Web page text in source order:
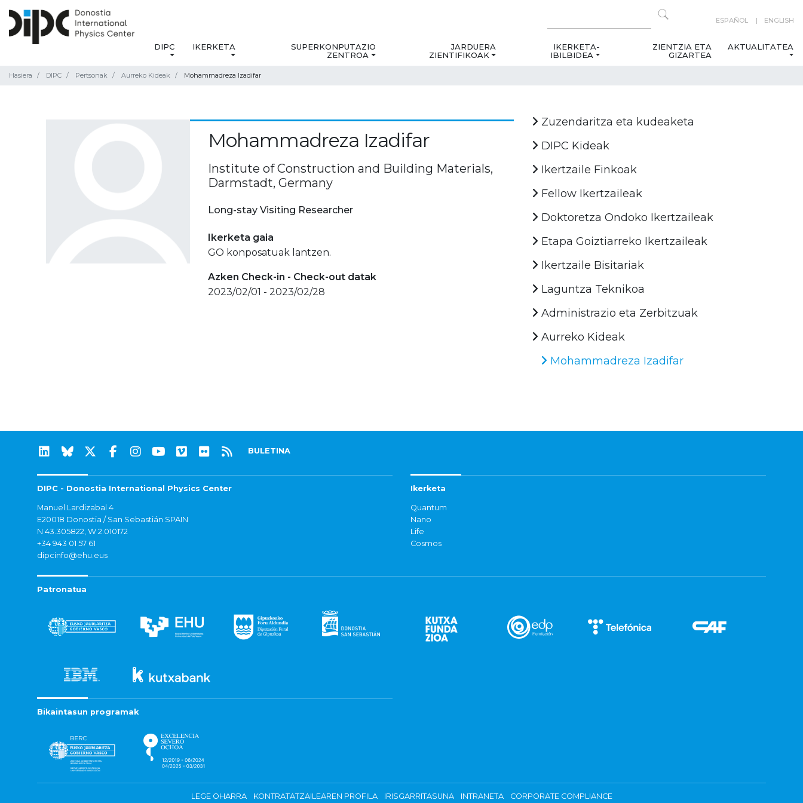
ESPAÑOL ENGLISH
DIPC IKERKETA
SUPERKONPUTAZIO
ZENTROA
JARDUERA
ZIENTIFIKOAK
IKERKETA-
IBILBIDEA
ZIENTZIA ETA
GIZARTEA
AKTUALITATEA
Hasiera DIPC Pertsonak Aurreko Kideak Mohammadreza Izadifar
Mohammadreza Izadifar
Institute of Construction and Building Materials,
Darmstadt, Germany
Long-stay Visiting Researcher
Ikerketa gaia
GO konposatuak lantzen.
Azken Check-in - Check-out datak
2023/02/01 - 2023/02/28
Zuzendaritza eta kudeaketa
DIPC Kideak
Ikertzaile Finkoak
Fellow Ikertzaileak
Doktoretza Ondoko Ikertzaileak
Etapa Goiztiarreko Ikertzaileak
Ikertzaile Bisitariak
Laguntza Teknikoa
Administrazio eta Zerbitzuak
Aurreko Kideak
Mohammadreza Izadifar
BULETINA
DIPC - Donostia International Physics Center
Manuel Lardizabal 4
E20018 Donostia / San Sebastián SPAIN
N 43.305822, W 2.010172
+34 943 01 57 61
dipcinfo@ehu.eus
Ikerketa
Quantum
Nano
Life
Cosmos
Patronatua
Bikaintasun programak
LEGE OHARRA KONTRATATZAILEAREN PROFILA IRISGARRITASUNA INTRANETA CORPORATE COMPLIANCE